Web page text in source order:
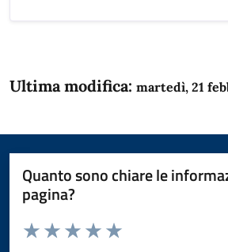
Ultima modifica: martedì, 21
Quanto sono chiare le
pagina?
Domanda
Valuta da 1 a 5 stelle la pagina